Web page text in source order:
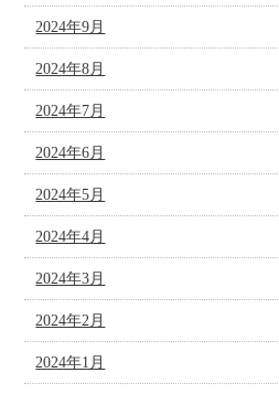
2024年9月
2024年8月
2024年7月
2024年6月
2024年5月
2024年4月
2024年3月
2024年2月
2024年1月